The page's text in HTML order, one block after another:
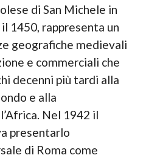
di San Michele in
1450, rappresenta un
geografiche medievali
e commerciali che
decenni più tardi alla
e alla
Nel 1942 il
presentarlo
di Roma come